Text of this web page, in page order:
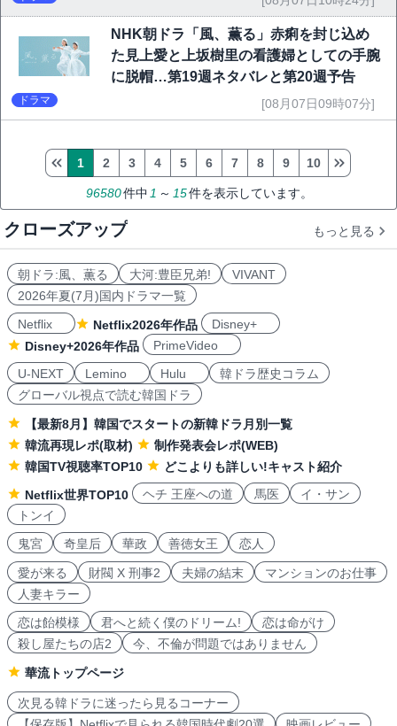
NHK朝ドラ「風、薫る」赤痢を封じ込め
た見上愛と上坂樹里の看護婦としての手腕
に脱帽…第19週ネタバレと第20週予告
ドラマ [08月07日09時07分]
96580件中 1 ～ 15件を表示しています。
1 2 3 4 5 6 7 8 9 10
クローズアップ もっと見る
朝ドラ:風、薫る 大河:豊臣兄弟!
VIVANT
2026年夏(7月)国内ドラマ一覧
Netflix
Netflix2026年作品
Disney+
Disney+2026年作品
PrimeVideo
U-NEXT
Lemino Hulu
韓ドラ歴史コラム
グローバル視点で読む韓国ドラ
【最新8月】韓国でスタートの新韓ドラ月別一覧
韓流再現レポ(取材)
制作発表会レポ(WEB)
韓国TV視聴率TOP10
どこよりも詳しい!キャスト紹介
Netflix世界TOP10
ヘチ 王座への道 馬医
イ・サン
トンイ
鬼宮
奇皇后 華政 善徳女王 恋人
愛が来る 財閥 X 刑事2 夫婦の結末
マンションのお仕事
人妻キラー
恋は飴模様
君へと続く僕のドリーム!
恋は命がけ
殺し屋たちの店2
今、不倫が問題ではありません
華流トップページ
次見る韓ドラに迷ったら見るコーナー